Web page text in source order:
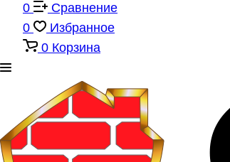
0
Сравнение
0
Избранное
0 Корзина